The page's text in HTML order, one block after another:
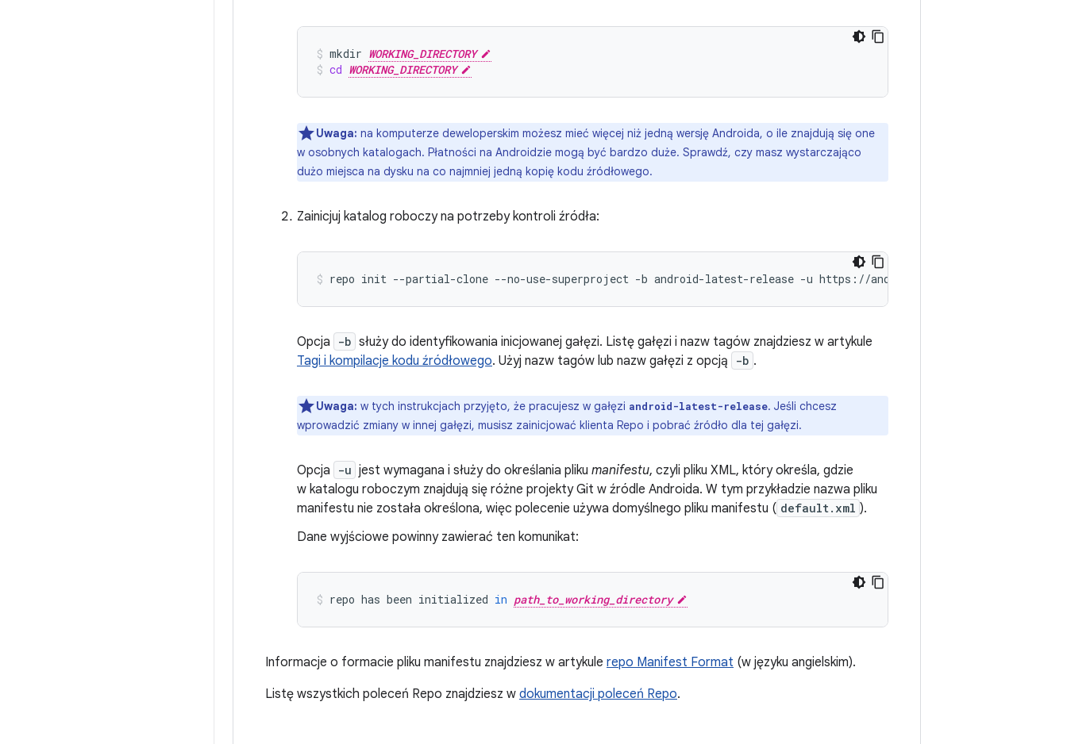
mkdir WORKING_DIRECTORY
cd WORKING_DIRECTORY
Uwaga: na komputerze deweloperskim możesz mieć więcej niż jedną wersję Androida, o ile znajdują się one
w osobnych katalogach. Płatności na Androidzie mogą być bardzo duże. Sprawdź, czy masz wystarczająco
dużo miejsca na dysku na co najmniej jedną kopię kodu źródłowego.
Zainicjuj katalog roboczy na potrzeby kontroli źródła:
repo init --partial-clone --no-use-superproject -b android-latest-release -u https://android.googlesource.com/
Opcja -b służy do identyfikowania inicjowanej gałęzi. Listę gałęzi i nazw tagów znajdziesz w artykule
Tagi i kompilacje kodu źródłowego. Użyj nazw tagów lub nazw gałęzi z opcją -b .
Uwaga: w tych instrukcjach przyjęto, że pracujesz w gałęzi android-latest-release. Jeśli chcesz
wprowadzić zmiany w innej gałęzi, musisz zainicjować klienta Repo i pobrać źródło dla tej gałęzi.
Opcja -u jest wymagana i służy do określania pliku manifestu, czyli pliku XML, który określa, gdzie
w katalogu roboczym znajdują się różne projekty Git w źródle Androida. W tym przykładzie nazwa pliku
manifestu nie została określona, więc polecenie używa domyślnego pliku manifestu ( default.xml ).
Dane wyjściowe powinny zawierać ten komunikat:
repo has been initialized in path_to_working_directory
Informacje o formacie pliku manifestu znajdziesz w artykule repo Manifest Format (w języku angielskim).
Listę wszystkich poleceń Repo znajdziesz w dokumentacji poleceń Repo.